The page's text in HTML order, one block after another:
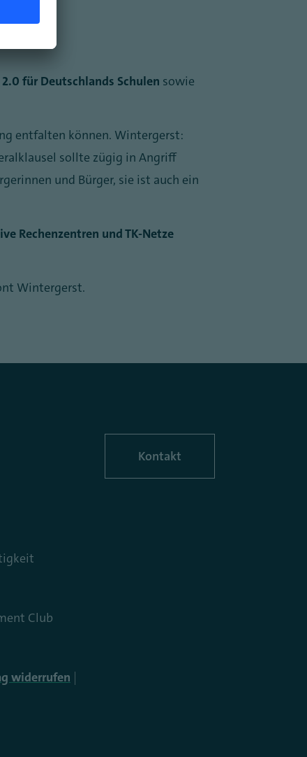
für Deutschlands Schulen sowie
entfalten können. Wintergerst:
sollte zügig in Angriff
und Bürger, sie ist auch ein
Rechenzentren und TK-Netze
Wintergerst.
Kontakt
Club
widerrufen